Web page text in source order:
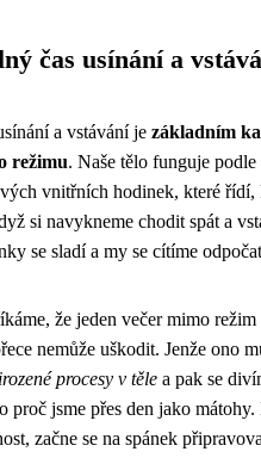
čas usínání a
a vstávání je základním
režimu. Naše tělo funguje
vnitřních hodinek, které
si navykneme chodit spát a
se sladí a my se cítíme
že jeden večer mimo
nemůže uškodit. Jenže ono
procesy v těle a pak se
proč jsme přes den jako
začne se na spánek